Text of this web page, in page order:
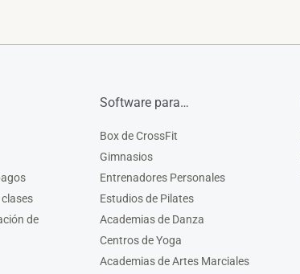
de
Software para…
Box de CrossFit
Gimnasios
Entrenadores Personales
Estudios de Pilates
Academias de Danza
Centros de Yoga
Academias de Artes Marciales